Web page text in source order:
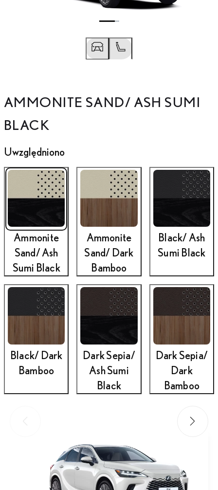
AMMONITE SAND/ ASH SUMI
BLACK
Uwzględniono
Ammonite
Sand/ Ash
Sumi Black
Ammonite
Sand/ Dark
Bamboo
Black/ Ash
Sumi Black
Black/ Dark
Bamboo
Dark Sepia/
Ash Sumi
Black
Dark Sepia/
Dark
Bamboo